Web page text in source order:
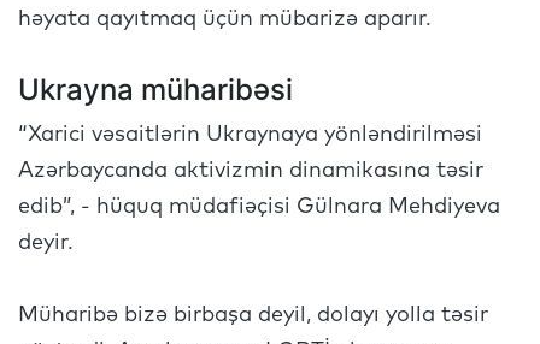
həyata qayıtmaq üçün mübarizə aparır.
Ukrayna müharibəsi
“Xarici vəsaitlərin Ukraynaya yönləndirilməsi
Azərbaycanda aktivizmin dinamikasına təsir
edib”, - hüquq müdafiəçisi Gülnara Mehdiyeva
deyir.
Müharibə bizə birbaşa deyil, dolayı yolla təsir